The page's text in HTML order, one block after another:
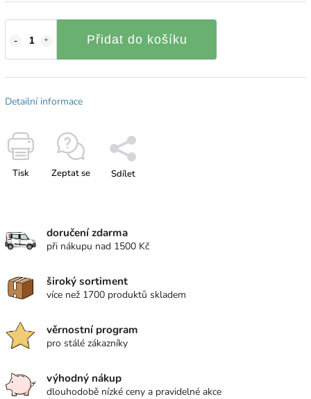
Přidat do košíku
Detailní informace
Tisk Zeptat se Sdílet
doručení zdarma
při nákupu nad 1500 Kč
široký sortiment
více než 1700 produktů skladem
věrnostní program
pro stálé zákazníky
výhodný nákup
dlouhodobě nízké ceny a pravidelné akce